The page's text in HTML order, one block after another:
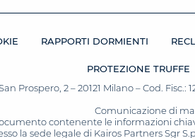
RAPPORTI DORMIENTI
PROTEZIONE TRUFFE
Prospero, 2 – 20121 Milano – Cod.
Comunicazione di
contenente le informazioni
la sede legale di Kairos Partners Sgr